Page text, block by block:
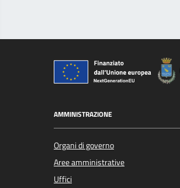
AMMINISTRAZIONE
Organi di governo
Aree amministrative
Uffici